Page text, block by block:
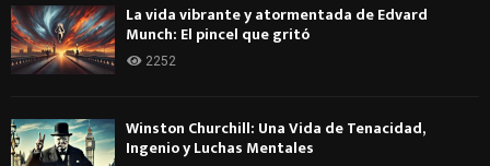
La vida vibrante y atormentada de Edvard
Munch: El pincel que gritó
2252
Winston Churchill: Una Vida de Tenacidad,
Ingenio y Luchas Mentales